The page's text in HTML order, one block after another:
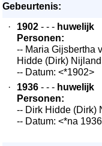
Gebeurtenis:
·
1902 - - - huwelijk
Personen:
-- Maria Gijsbertha
Hidde (Dirk) Nijland
-- Datum: <*1902>
·
1936 - - - huwelijk
Personen:
-- Dirk Hidde (Dirk)
-- Datum: <*na